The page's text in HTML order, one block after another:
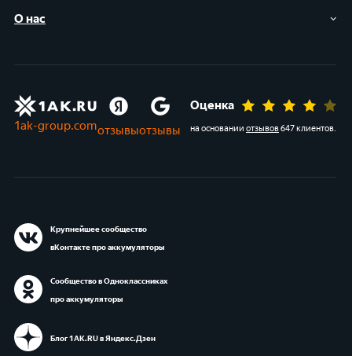
О нас
1ak-group.comотзывыотзывы
Оценка
на основании отзывов647 клиентов.
Крупнейшее сообщество
вКонтакте про аккумуляторы
Сообщество в Одноклассниках
про аккумуляторы
Блог 1АК.RU в Яндекс.Дзен